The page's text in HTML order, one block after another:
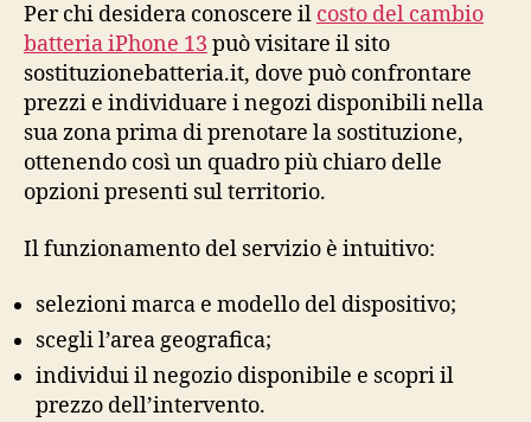
Per chi desidera conoscere il costo del cambio
batteria iPhone 13 può visitare il sito
sostituzionebatteria.it, dove può confrontare
prezzi e individuare i negozi disponibili nella
sua zona prima di prenotare la sostituzione,
ottenendo così un quadro più chiaro delle
opzioni presenti sul territorio.
Il funzionamento del servizio è intuitivo:
selezioni marca e modello del dispositivo;
scegli l’area geografica;
individui il negozio disponibile e scopri il
prezzo dell’intervento.